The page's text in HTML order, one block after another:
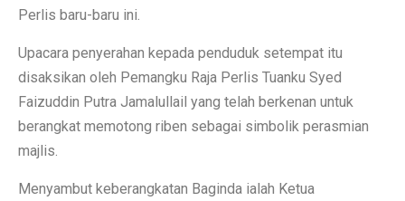
Perlis baru-baru ini.
Upacara penyerahan kepada penduduk setempat itu
disaksikan oleh Pemangku Raja Perlis Tuanku Syed
Faizuddin Putra Jamalullail yang telah berkenan untuk
berangkat memotong riben sebagai simbolik perasmian
majlis.
Menyambut keberangkatan Baginda ialah Ketua